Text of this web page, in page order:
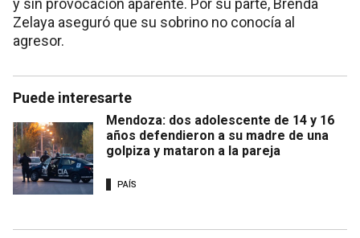
y sin provocación aparente. Por su parte, Brenda
Zelaya aseguró que su sobrino no conocía al
agresor.
Puede interesarte
Mendoza: dos adolescente de 14 y 16
años defendieron a su madre de una
golpiza y mataron a la pareja
PAÍS